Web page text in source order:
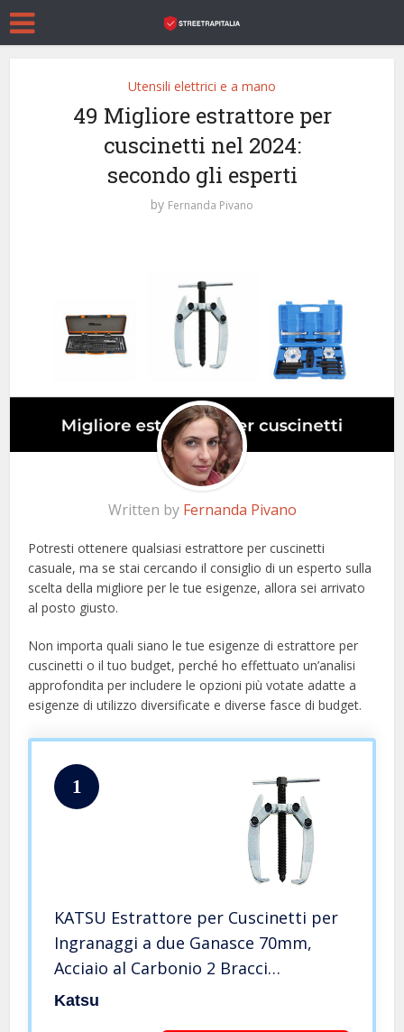
Utensili elettrici e a mano
49 Migliore estrattore per
cuscinetti nel 2024:
secondo gli esperti
by Fernanda Pivano
Written by Fernanda Pivano
Potresti ottenere qualsiasi estrattore per cuscinetti
casuale, ma se stai cercando il consiglio di un esperto sulla
scelta della migliore per le tue esigenze, allora sei arrivato
al posto giusto.
Non importa quali siano le tue esigenze di estrattore per
cuscinetti o il tuo budget, perché ho effettuato un’analisi
approfondita per includere le opzioni più votate adatte a
esigenze di utilizzo diversificate e diverse fasce di budget.
1
KATSU Estrattore per Cuscinetti per
Ingranaggi a due Ganasce 70mm,
Acciaio al Carbonio 2 Bracci
Strumento di Rimozione per
Katsu